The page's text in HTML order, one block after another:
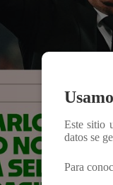
Este sitio
datos se
Para